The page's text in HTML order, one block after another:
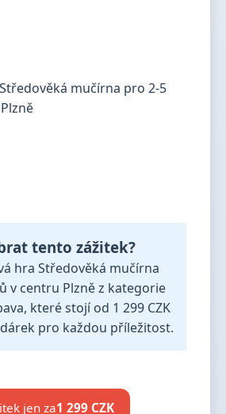
tento zážitek?
hra Středověká mučírna
v centru Plzně z kategorie
které stojí od 1 299 CZK
dárek pro každou příležitost.
jen za1 299 CZK